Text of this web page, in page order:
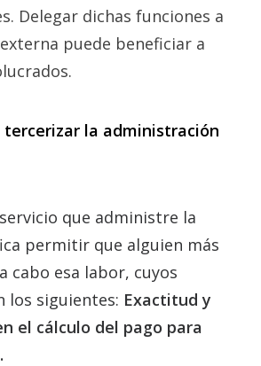
Delegar dichas funciones a
puede beneficiar a
tercerizar la administración
que administre la
permitir que alguien más
cabo esa labor, cuyos
los siguientes: Exactitud y
el cálculo del pago para